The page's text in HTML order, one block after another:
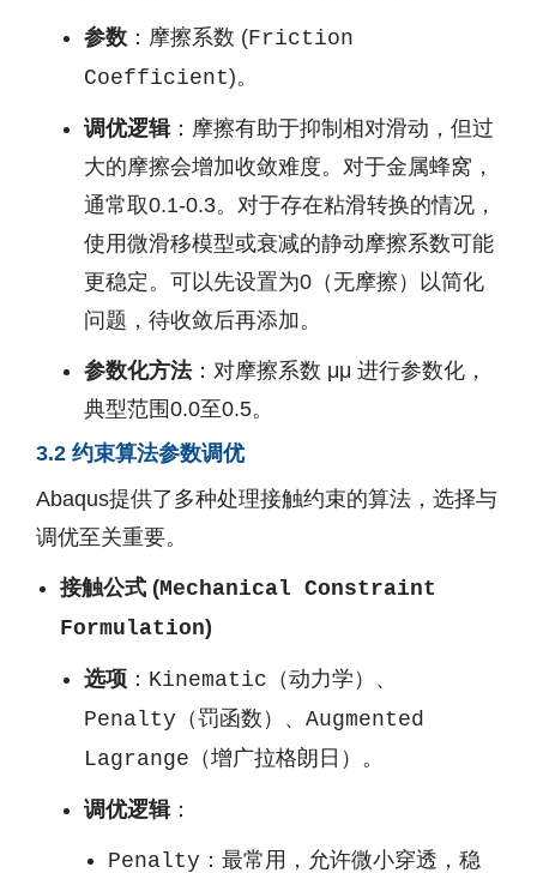
参数 ：摩擦系数 (Friction
Coefficient)。
调优逻辑：摩擦有助于抑制相对滑动，但过
大的摩擦会增加收敛难度。对于金属蜂窝，
通常取0.1-0.3。对于存在粘滑转换的情况，
使用微滑移模型或衰减的静动摩擦系数可能
更稳定。可以先设置为0（无摩擦）以简化
问题，待收敛后再添加。
参数化方法：对摩擦系数 μμ 进行参数化，
典型范围0.0至0.5。
3.2 约束算法参数调优
Abaqus提供了多种处理接触约束的算法，选择与
调优至关重要。
接触公式 (Mechanical Constraint
Formulation)
选项 ： Kinematic （动力学）、
Penalty （罚函数）、 Augmented
Lagrange （增广拉格朗日）。
调优逻辑：
Penalty ：最常用，允许微小穿透，稳